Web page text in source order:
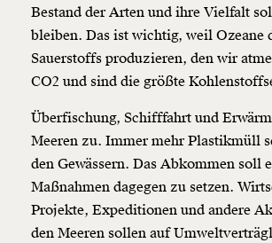
Bestand der Arten und ihre Vielfalt
bleiben. Das ist wichtig, weil Ozeane
Sauerstoffs produzieren, den wir
CO2 und sind die größte
Überfischung, Schifffahrt und
Meeren zu. Immer mehr Plastikmüll
den Gewässern. Das Abkommen soll
Maßnahmen dagegen zu setzen.
Projekte, Expeditionen und andere
den Meeren sollen auf